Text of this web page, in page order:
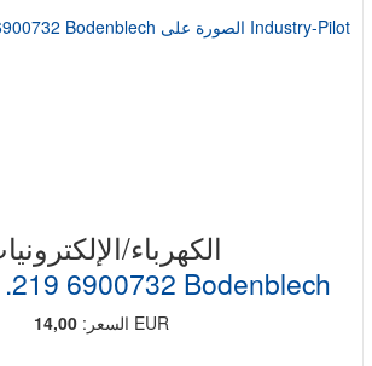
الكهرباء/
6900732 Bodenblech
السعر: 14,00 EUR